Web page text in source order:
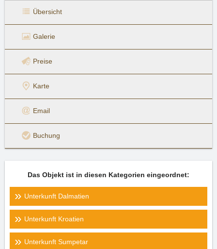
Übersicht
Galerie
Preise
Karte
Email
Buchung
Das Objekt ist in diesen Kategorien eingeordnet:
Unterkunft Dalmatien
Unterkunft Kroatien
Unterkunft Sumpetar